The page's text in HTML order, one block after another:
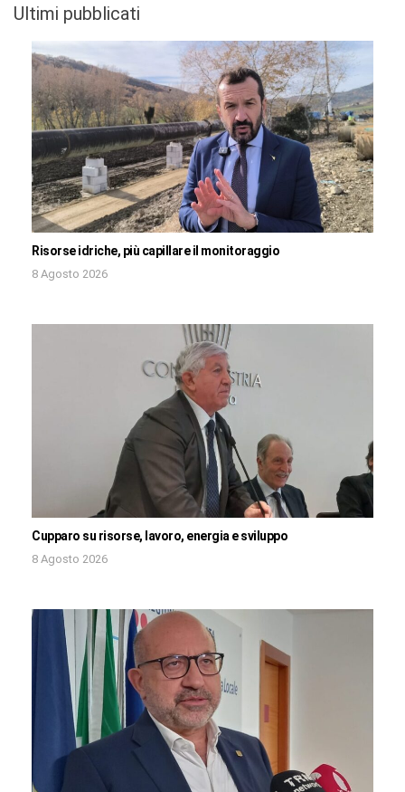
Ultimi pubblicati
Risorse idriche, più capillare il monitoraggio
8 Agosto 2026
Cupparo su risorse, lavoro, energia e sviluppo
8 Agosto 2026